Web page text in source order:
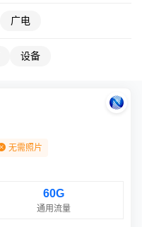
广电
设备
无需照片
60G
通用流量